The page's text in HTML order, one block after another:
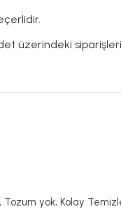
üzerindeki siparişleri
Tozum yok, Kolay